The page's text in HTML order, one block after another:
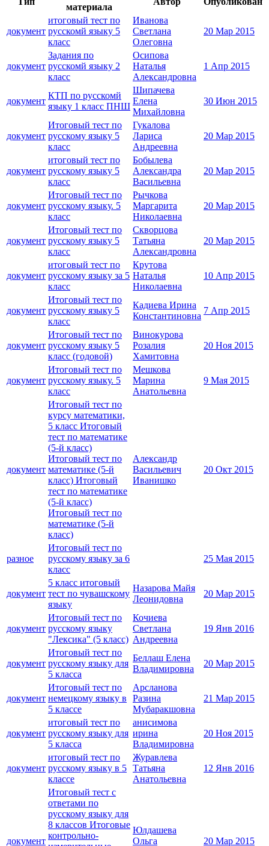
материала
документ
итоговый тест по
русскомй языку 5
класс
Иванова
Светлана
Олеговна
20 Мар 2015
документ
Задания по
русскомй языку 2
класс
Осипова
Наталья
Александровна
1 Апр 2015
документ
КТП по русскомй
языку 1 класс ПНШ
Шипачева
Елена
Михайловна
30 Июн 2015
документ
Итоговый тест по
русскому языку 5
класс
Гукалова
Лариса
Андреевна
20 Мар 2015
документ
итоговый тест по
русскому языку 5
класс
Бобылева
Александра
Васильевна
20 Мар 2015
документ
Итоговый тест по
русскому языку. 5
класс
Рычкова
Маргарита
Николаевна
20 Мар 2015
документ
Итоговый тест по
русскому языку 5
класс
Скворцова
Татьяна
Александровна
20 Мар 2015
документ
итоговый тест по
русскому языку за 5
класс
Крутова
Наталья
Николаевна
10 Апр 2015
документ
Итоговый тест по
русскому языку 5
класс
Кадиева Ирина
Константиновна
7 Апр 2015
документ
Итоговый тест по
русскому языку 5
класс (годовой)
Винокурова
Розалия
Хамитовна
20 Ноя 2015
документ
Итоговый тест по
русскому языку. 5
класс
Мешкова
Марина
Анатольевна
9 Мая 2015
документ
Итоговый тест по
курсу математики,
5 класс Итоговый
тест по математике
(5-й класс)
Итоговый тест по
математике (5-й
класс) Итоговый
тест по математике
(5-й класс)
Итоговый тест по
математике (5-й
класс)
Александр
Васильевич
Иванишко
20 Окт 2015
разное
Итоговый тест по
русскому языку за 6
класс
25 Мая 2015
документ
5 класс итоговый
тест по чувашскому
языку
Назарова Майя
Леонидовна
20 Мар 2015
документ
Итоговый тест по
русскому языку
"Лексика" (5 класс)
Кочиева
Светлана
Андреевна
19 Янв 2016
документ
Итоговый тест по
русскому языку для
5 класса
Беллаш Елена
Владимировна
20 Мар 2015
документ
Итоговый тест по
немецкому языку в
5 классе
Арсланова
Разина
Мубаракшовна
21 Мар 2015
документ
итоговый тест по
русскому языку для
5 класса
анисимова
ирина
Владимировна
20 Ноя 2015
документ
итоговый тест по
русскому языку в 5
классе
Журавлева
Татьяна
Анатольевна
12 Янв 2016
документ
Итоговый тест с
ответами по
русскому языку для
8 классов Итоговые
контрольно-
Юлдашева
Ольга
20 Мар 2015